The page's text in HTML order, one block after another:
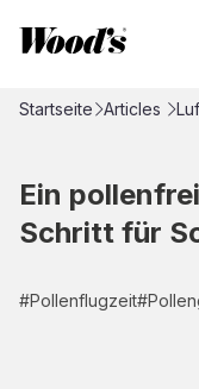
Startseite Articles
Ein
Schritt für
#Pollenflugzeit#